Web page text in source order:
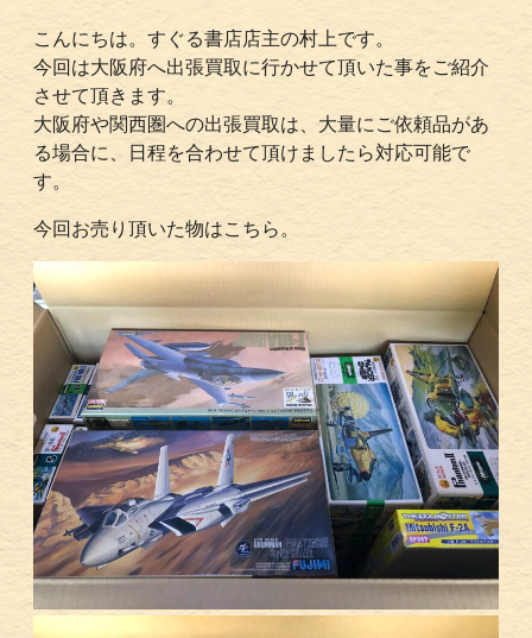
こんにちは。すぐる書店店主の村上です。
今回は大阪府へ出張買取に行かせて頂いた事をご紹介
させて頂きます。
大阪府や関西圏への出張買取は、大量にご依頼品があ
る場合に、日程を合わせて頂けましたら対応可能で
す。
今回お売り頂いた物はこちら。